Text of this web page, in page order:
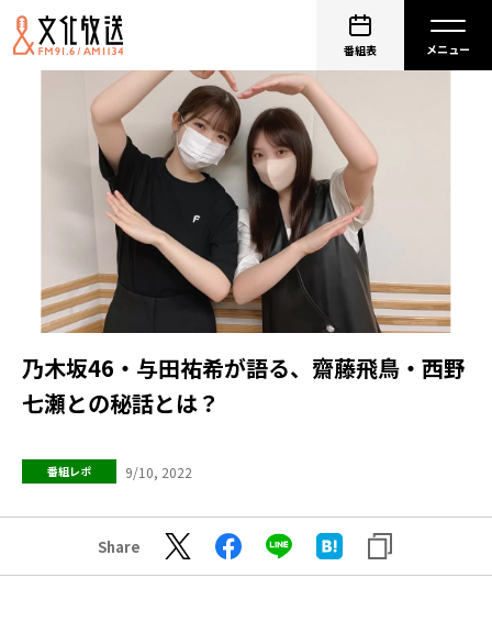
番組表
乃木坂46・与田祐希が語る、齋藤飛鳥・西野
七瀬との秘話とは？
番組レポ 9/10, 2022
Share